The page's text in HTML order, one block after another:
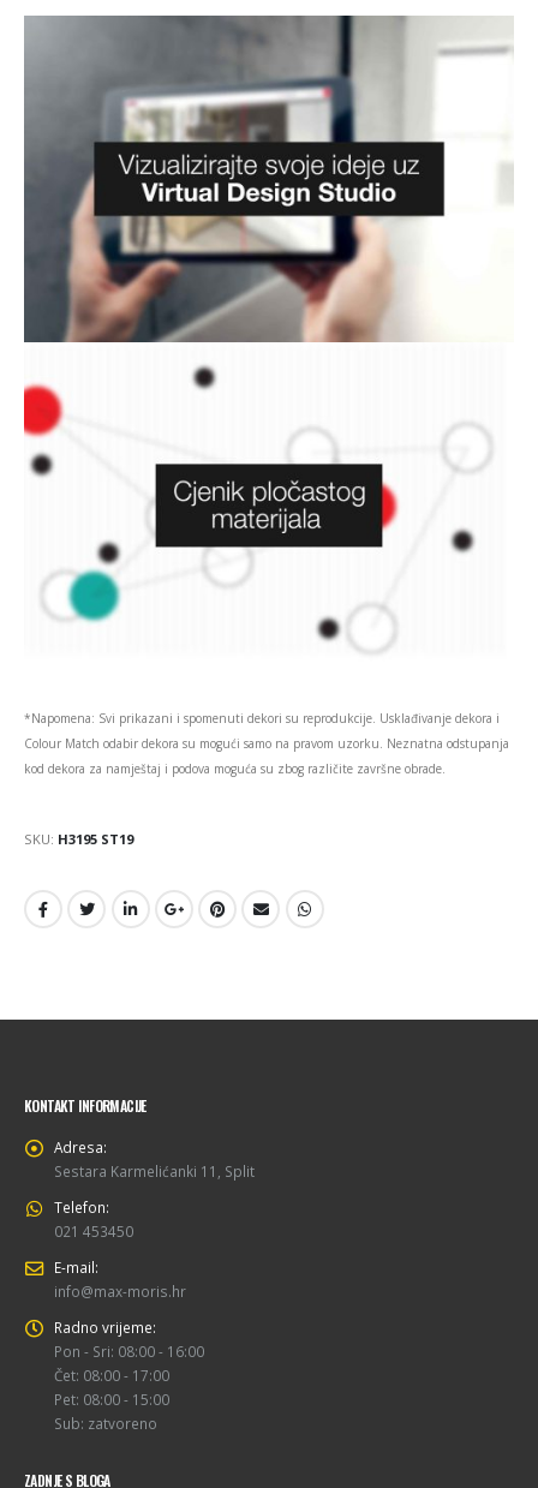
*Napomena: Svi prikazani i spomenuti dekori su reprodukcije. Usklađivanje dekora i
Colour Match odabir dekora su mogući samo na pravom uzorku. Neznatna odstupanja
kod dekora za namještaj i podova moguća su zbog različite završne obrade.
SKU: H3195 ST19
KONTAKT INFORMACIJE
Adresa:
Sestara Karmelićanki 11, Split
Telefon:
021 453450
E-mail:
info@max-moris.hr
Radno vrijeme:
Pon - Sri: 08:00 - 16:00
Čet: 08:00 - 17:00
Pet: 08:00 - 15:00
Sub: zatvoreno
ZADNJE S BLOGA